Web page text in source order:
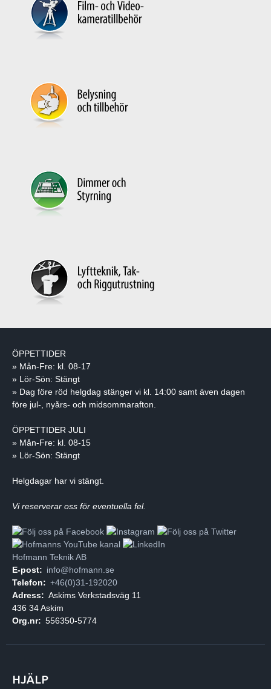
ÖPPETTIDER
» Mån-Fre: kl. 08-17
» Lör-Sön: Stängt
» Dag före röd helgdag stänger vi kl. 14:00 samt även dagen
före jul-, nyårs- och midsommarafton.
ÖPPETTIDER JULI
» Mån-Fre: kl. 08-15
» Lör-Sön: Stängt
Helgdagar har vi stängt.
Vi reserverar oss för eventuella fel.
Hofmann Teknik AB
E-post: info@hofmann.se
Telefon: +46(0)31-192020
Adress: Askims Verkstadsväg 11
436 34 Askim
Org.nr: 556350-5774
HJÄLP